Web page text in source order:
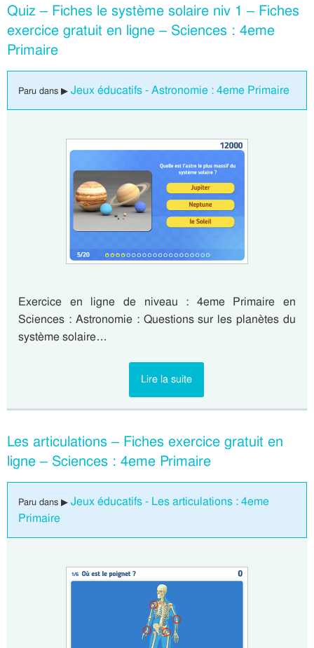
Quiz – Fiches le système solaire niv 1 – Fiches
exercice gratuit en ligne – Sciences : 4eme
Primaire
Paru dans ▶ Jeux éducatifs - Astronomie : 4eme Primaire
Exercice en ligne de niveau : 4eme Primaire en
Sciences : Astronomie : Questions sur les planètes du
système solaire…
Lire la suite
Les articulations – Fiches exercice gratuit en
ligne – Sciences : 4eme Primaire
Paru dans ▶ Jeux éducatifs - Les articulations : 4eme
Primaire